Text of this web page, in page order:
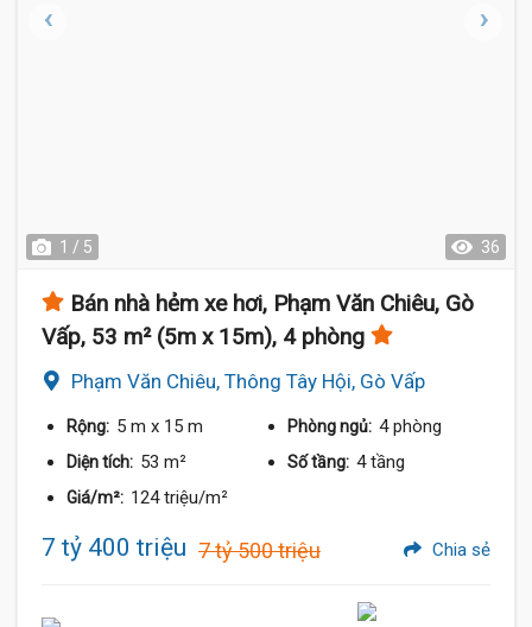
1 / 5 36
Bán nhà hẻm xe hơi, Phạm Văn Chiêu, Gò
Vấp, 53 m² (5m x 15m), 4 phòng
Phạm Văn Chiêu, Thông Tây Hội, Gò Vấp
Rộng: 5 m x 15 m Phòng ngủ: 4 phòng
Diện tích: 53 m² Số tầng: 4 tầng
Giá/m²: 124 triệu/m²
7 tỷ 400 triệu 7 tỷ 500 triệu Chia sẻ